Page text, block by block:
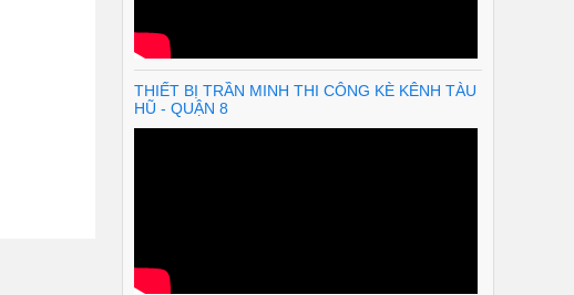
THIẾT BỊ TRẦN MINH THI CÔNG KÈ KÊNH TÀU
HŨ - QUẬN 8